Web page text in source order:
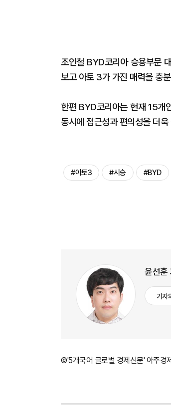
조인철 BYD코리아 승용부문
보고 아토 3가 가진 매력을 충
한편 BYD코리아는 현재 15개
동시에 접근성과 편의성을 더
#아토3 #시승 #BYD
윤선훈
기자
©'5개국어 글로벌 경제신문' 아주경